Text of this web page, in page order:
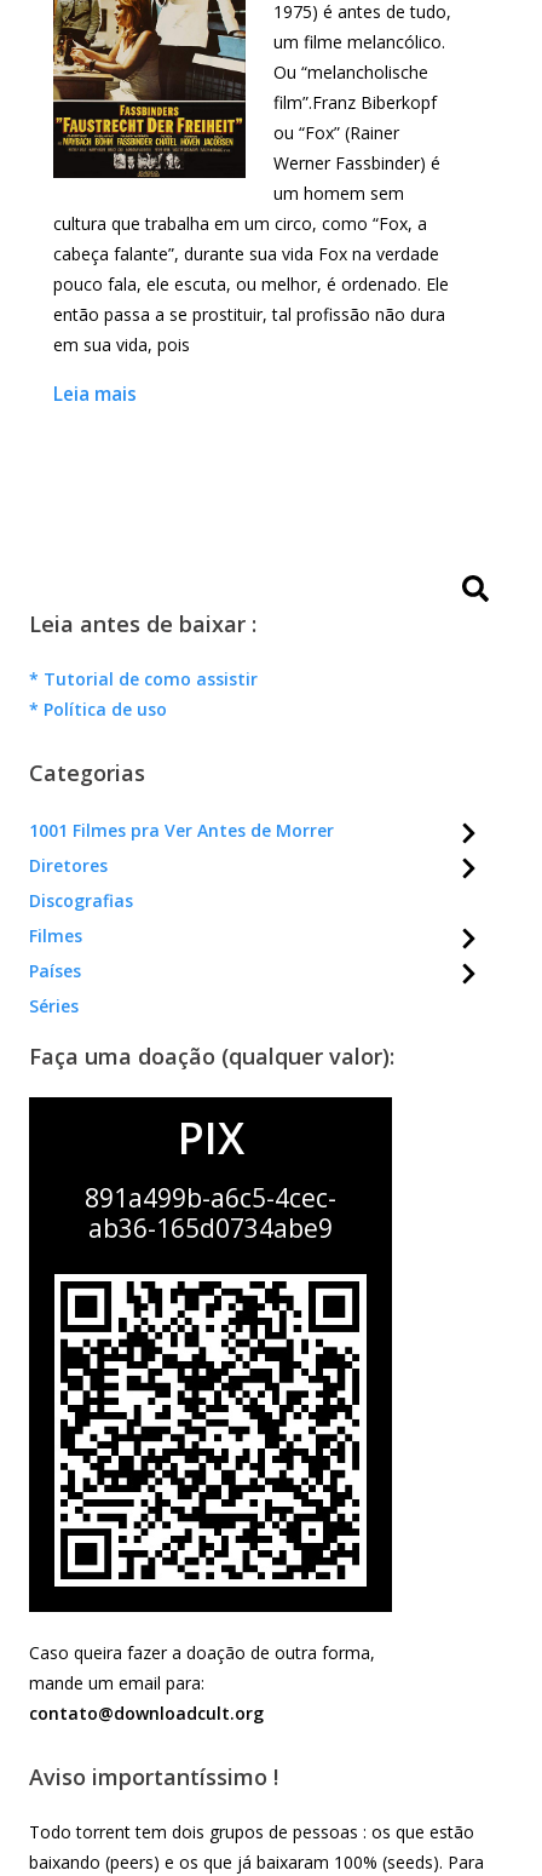
1975) é antes de tudo,
um filme melancólico.
Ou “melancholische
film”.Franz Biberkopf
ou “Fox” (Rainer
Werner Fassbinder) é
um homem sem
cultura que trabalha em um circo, como “Fox, a
cabeça falante”, durante sua vida Fox na verdade
pouco fala, ele escuta, ou melhor, é ordenado. Ele
então passa a se prostituir, tal profissão não dura
em sua vida, pois
Leia mais
Leia antes de baixar :
* Tutorial de como assistir
* Política de uso
Categorias
1001 Filmes pra Ver Antes de Morrer
Diretores
Discografias
Filmes
Países
Séries
Faça uma doação (qualquer valor):
PIX
891a499b-a6c5-4cec-
ab36-165d0734abe9
Caso queira fazer a doação de outra forma,
mande um email para:
contato@downloadcult.org
Aviso importantíssimo !
Todo torrent tem dois grupos de pessoas : os que estão
baixando (peers) e os que já baixaram 100% (seeds). Para